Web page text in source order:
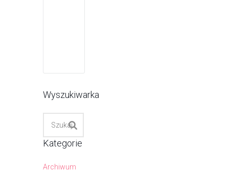
Wyszukiwarka
Kategorie
Archiwum